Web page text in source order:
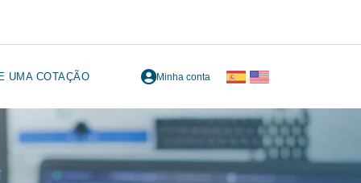
UMA COTAÇÃO Minha conta